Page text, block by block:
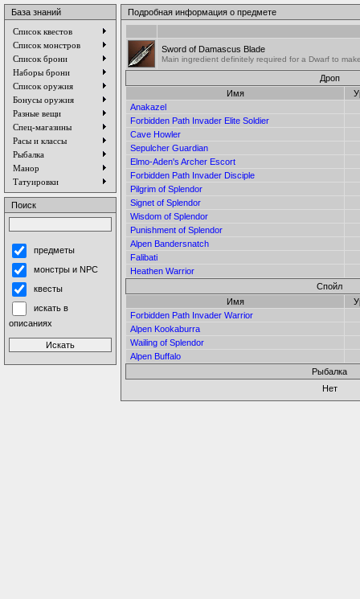
База знаний
Список квестов
Список монстров
Список брони
Наборы брони
Список оружия
Бонусы оружия
Разные вещи
Спец-магазины
Расы и классы
Рыбалка
Манор
Татуировки
Поиск
предметы
монстры и NPC
квесты
искать в
описаниях
Подробная информация о предмете
Sword of Damascus Blade
Main ingredient definitely required for a Dwarf to
Дроп
Имя
Anakazel
Forbidden Path Invader Elite Soldier
Cave Howler
Sepulcher Guardian
Elmo-Aden's Archer Escort
Forbidden Path Invader Disciple
Pilgrim of Splendor
Signet of Splendor
Wisdom of Splendor
Punishment of Splendor
Alpen Bandersnatch
Falibati
Heathen Warrior
Спойл
Имя
Forbidden Path Invader Warrior
Alpen Kookaburra
Wailing of Splendor
Alpen Buffalo
Рыбалка
Нет